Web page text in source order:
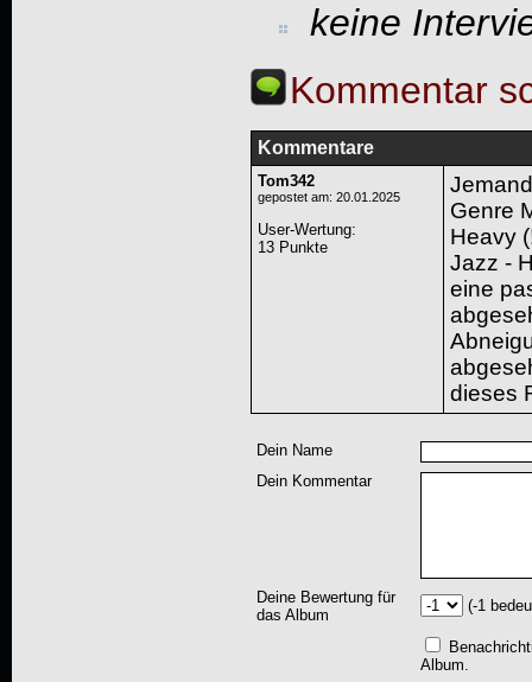
keine
Kommentar
Kommentare
Tom342
gepostet am: 20.01.2025
User-Wertung:
13 Punkte
Genre
Heavy
Jazz -
eine
dieses
Dein Name
Dein Kommentar
Deine Bewertung für
das Album
(-1
Album.